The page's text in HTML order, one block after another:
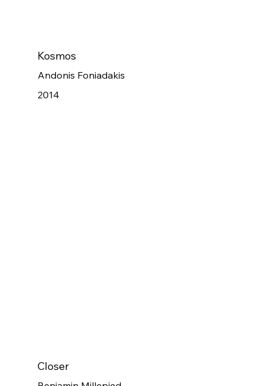
Kosmos
Andonis Foniadakis
2014
Closer